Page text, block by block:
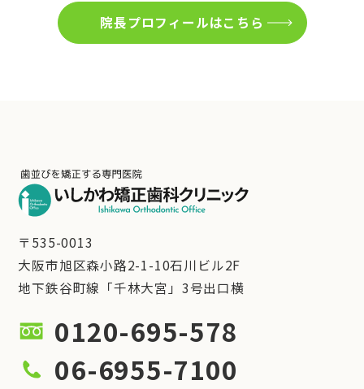
院長プロフィールはこちら
〒535-0013
大阪市旭区森小路2-1-10石川ビル2F
地下鉄谷町線「千林大宮」3号出口横
0120-695-578
06-6955-7100